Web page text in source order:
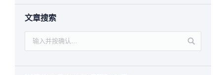
文章搜索